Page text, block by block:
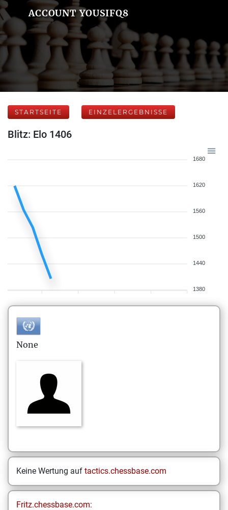
ACCOUNT YOUSIFQ8
STARTSEITE EINZELERGEBNISSE
Blitz: Elo 1406
1680
1620
1560
1500
1440
1380
None
Keine Wertung auf tactics.chessbase.com
Fritz.chessbase.com: